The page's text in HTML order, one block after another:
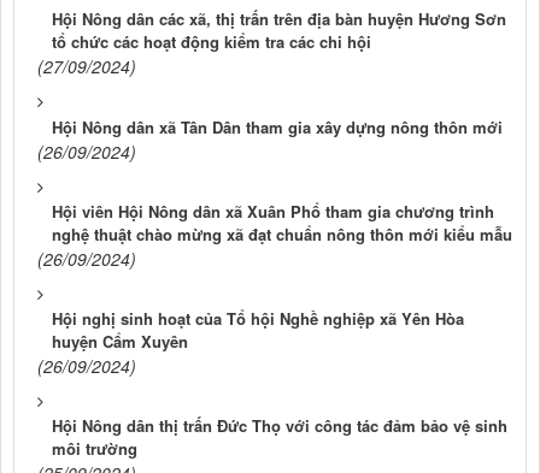
Hội Nông dân các xã, thị trấn trên địa bàn huyện Hương Sơn
tổ chức các hoạt động kiểm tra các chi hội
(27/09/2024)
Hội Nông dân xã Tân Dân tham gia xây dựng nông thôn mới
(26/09/2024)
Hội viên Hội Nông dân xã Xuân Phổ tham gia chương trình
nghệ thuật chào mừng xã đạt chuẩn nông thôn mới kiểu mẫu
(26/09/2024)
Hội nghị sinh hoạt của Tổ hội Nghề nghiệp xã Yên Hòa
huyện Cẩm Xuyên
(26/09/2024)
Hội Nông dân thị trấn Đức Thọ với công tác đảm bảo vệ sinh
môi trường